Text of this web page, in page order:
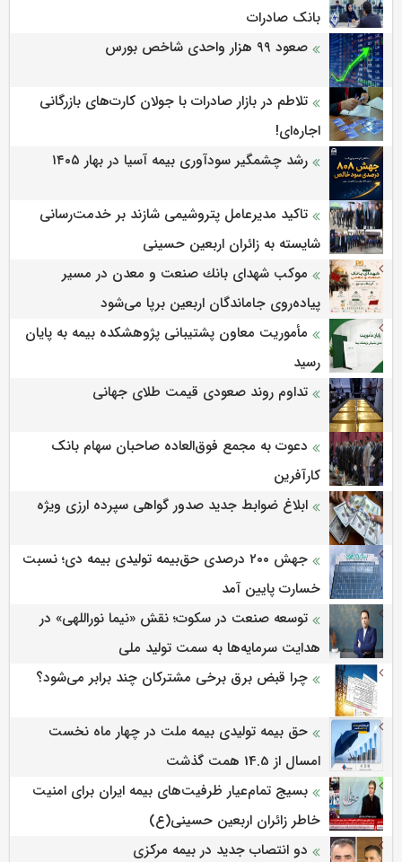
بانک صادرات
صعود ۹۹ هزار واحدی شاخص بورس
تلاطم در بازار صادرات با جولان کارت‌های بازرگانی
اجاره‌ای!
رشد چشمگیر سودآوری بیمه آسیا در بهار ۱۴۰۵
تاکید مدیرعامل پتروشیمی شازند بر خدمت‌رسانی
شایسته به زائران اربعین حسینی
موكب شهدای بانك صنعت و معدن در مسیر
پیاده‌روی جاماندگان اربعین برپا می‌شود
مأموریت معاون پشتیبانی پژوهشكده بیمه به پایان
رسید
تداوم روند صعودی قیمت طلای جهانی
دعوت به مجمع فوق‌العاده صاحبان سهام بانک
کارآفرین
ابلاغ ضوابط جدید صدور گواهی سپرده ارزی ویژه
جهش ۲۰۰ درصدی حق‌بیمه تولیدی بیمه دی؛ نسبت
خسارت پایین آمد
توسعه صنعت در سکوت؛ نقش «نیما نوراللهی» در
هدایت سرمایه‌ها به سمت تولید ملی
چرا قبض برق برخی مشترکان چند برابر می‌شود؟
حق بیمه تولیدی بیمه ملت در چهار ماه نخست
امسال از 14.5 همت گذشت
بسیج تمام‌عیار ظرفیت‌های بیمه ایران برای امنیت
خاطر زائران اربعین حسینی(ع)
دو انتصاب جدید در بیمه مرکزی